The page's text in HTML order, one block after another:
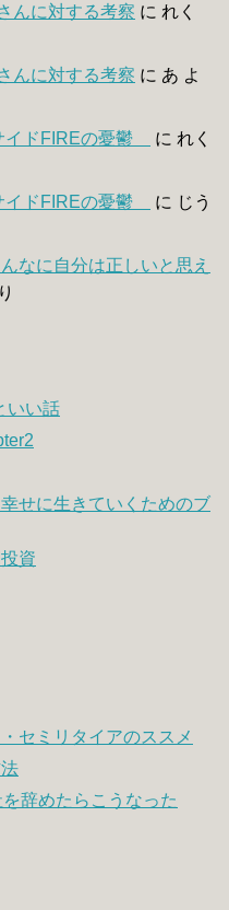
んに対する考察 に れく
んに対する考察 に あ よ
イドFIREの憂鬱
に れく
イドFIREの憂鬱
に じう
なに自分は正しいと思え
いい話
せに生きていくためのブ
資
セミリタイアのススメ
辞めたらこうなった